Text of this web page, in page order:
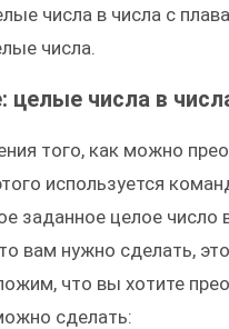
числа в числа с
числа.
целые числа в
того, как можно
используется
заданное целое число
вам нужно сделать,
что вы хотите
сделать: